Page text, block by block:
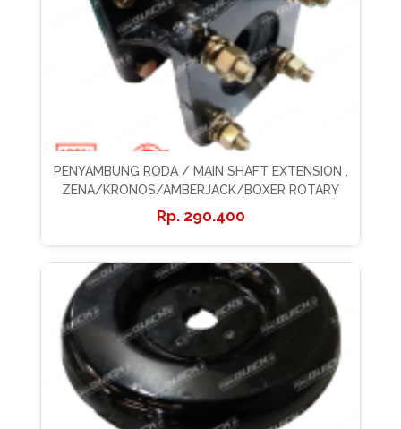
PENYAMBUNG RODA / MAIN SHAFT EXTENSION ,
ZENA/KRONOS/AMBERJACK/BOXER ROTARY
290.400